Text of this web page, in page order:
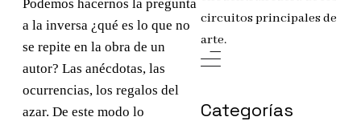
Podemos hacernos la pregunta
a la inversa ¿qué es lo que no
se repite en la obra de un
autor? Las anécdotas, las
ocurrencias, los regalos del
azar. De este modo lo
circuitos principales de
arte.
Categorías